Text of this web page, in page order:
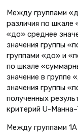
Между группами
различия по шкале
«до» среднее
значения группы
группами «до» и
по шкале
значение в группе
значения группы
полученных
критерий U-
Между группами